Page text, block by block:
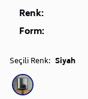
Renk:
Form:
Seçili Renk: Siyah